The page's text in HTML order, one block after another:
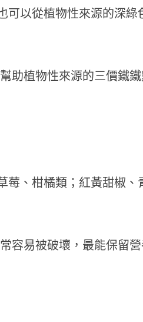
可以從植物性來源的深綠
幫助植物性來源的三價鐵
莓、柑橘類；紅黃甜椒、
容易被破壞，最能保留